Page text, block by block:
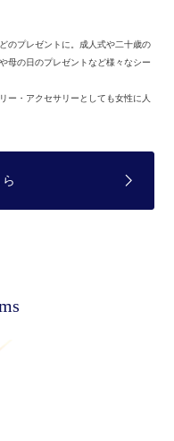
のプレゼントに。 成人式や二十歳の
母の日のプレゼントなど様々なシー
ー・アクセサリーとしても女性に人